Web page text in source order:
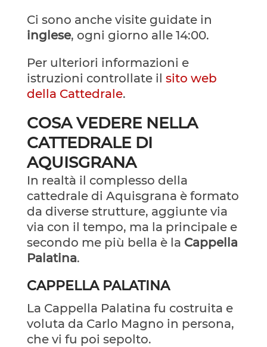
Ci sono anche visite guidate in
inglese, ogni giorno alle 14:00.
Per ulteriori informazioni e
istruzioni controllate il sito web
della Cattedrale.
COSA VEDERE NELLA
CATTEDRALE DI
AQUISGRANA
In realtà il complesso della
cattedrale di Aquisgrana è formato
da diverse strutture, aggiunte via
via con il tempo, ma la principale e
secondo me più bella è la Cappella
Palatina.
CAPPELLA PALATINA
La Cappella Palatina fu costruita e
voluta da Carlo Magno in persona,
che vi fu poi sepolto.